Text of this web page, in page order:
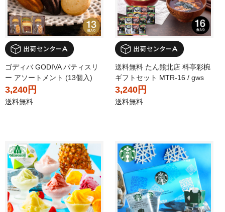
ゴディバ GODIVA パティスリ
ー アソートメント (13個入)
3,240円
送料無料
送料無料 たん熊北店 料亭彩椀
ギフトセット MTR-16 / gws
3,240円
送料無料